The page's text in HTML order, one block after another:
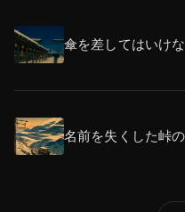
傘を差してはいけ
名前を失くした峠